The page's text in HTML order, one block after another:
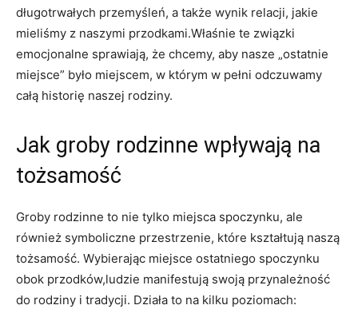
długotrwałych przemyśleń, a także wynik relacji, jakie
mieliśmy z naszymi przodkami.Właśnie te związki
emocjonalne sprawiają, że chcemy, aby nasze „ostatnie
miejsce” było miejscem, w którym w pełni odczuwamy
całą historię naszej rodziny.
Jak groby rodzinne wpływają na
tożsamość
Groby rodzinne to nie tylko miejsca spoczynku, ale
również symboliczne przestrzenie, które kształtują naszą
tożsamość. Wybierając miejsce ostatniego spoczynku
obok przodków,ludzie manifestują swoją przynależność
do rodziny i tradycji. Działa to na kilku poziomach: